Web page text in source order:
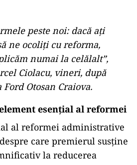
peste noi: dacă aţi
ne ocoliţi cu reforma,
numai la celălalt”,
Ciolacu, vineri, după
Otosan Craiova.
esențial al reformei
al reformei administrative
care premierul susține
la reducerea